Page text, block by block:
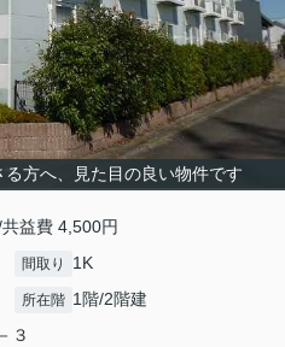
る方へ、見た目の良い物件です
益費 4,500円
間取り 1K
所在階 1階/2階建
３